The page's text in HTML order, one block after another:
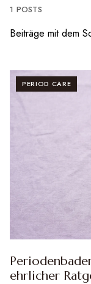
1 POSTS
Beiträge mit dem
PERIOD CARE
ehrlicher